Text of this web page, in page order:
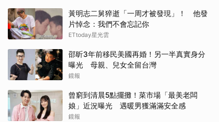
黃明志二舅猝逝「一周才被發現」！ 他發
片悼念：我們不會忘記你
ETtoday星光雲
邵昕3年前移民美國再婚！另一半真實身分
曝光 母親、兒女全留台灣
鏡報
曾窮到清晨5點擺攤！菜市場「最美老闆
娘」近況曝光 遇暖男獲滿滿安全感
鏡報